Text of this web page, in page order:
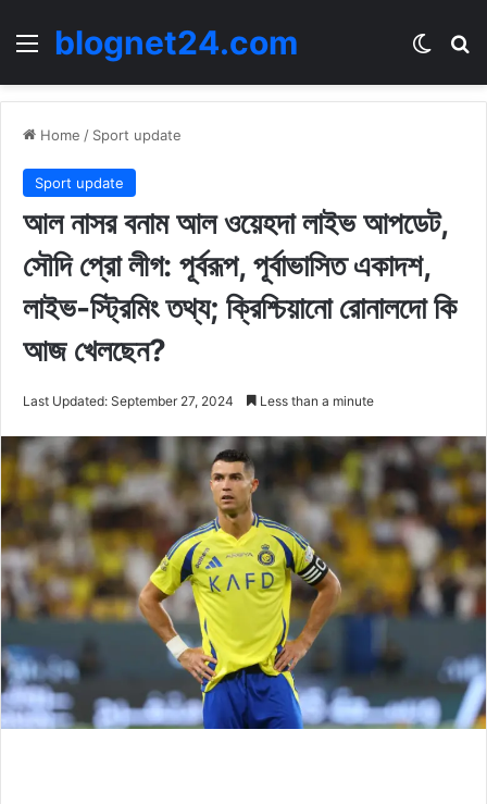
Menublognet24.com
Home / Sport update
Sport update
আল নাসর বনাম আল ওয়েহদা লাইভ আপডেট,
সৌদি প্রো লীগ: পূর্বরূপ, পূর্বাভাসিত একাদশ,
লাইভ-স্ট্রিমিং তথ্য; ক্রিশ্চিয়ানো রোনালদো কি
আজ খেলছেন?
Last Updated: September 27, 2024 Less than a minute